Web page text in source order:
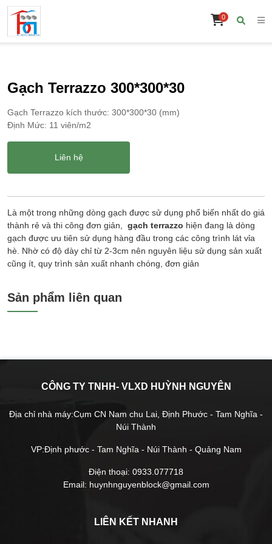
0
Gạch Terrazzo 300*300*30
Gạch Terrazzo kích thước: 300*300*30 (mm)
Định Mức: 11 viên/m2
Liên hệ
Là một trong những dòng gạch được sử dụng phổ biến nhất do giá
thành rẻ và thi công đơn giản, gạch terrazzo hiện đang là dòng
gạch được ưu tiên sử dụng hàng đầu trong các công trình lát vỉa
hè. Nhờ có độ dày chỉ từ 2-3cm nên nguyên liệu sử dụng sản xuất
cũng ít, quy trình sản xuất nhanh chóng, đơn giản
Sản phẩm liên quan
CÔNG TY TNHH- VLXD HUỲNH NGUYÊN
Địa chỉ nhà máy:Cụm CN Nam chu Lai, Định Phước - Tam Nghĩa -
Núi Thành
VP:Định phước - Tam Nghĩa - Núi Thành - Quảng Nam
Điện thoại: 0933.077718
Email: huynhnguyenblock@gmail.com
LIÊN KẾT NHANH